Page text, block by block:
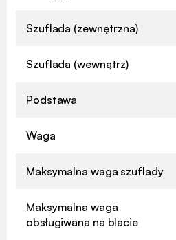
Szuflada (zewnętrzna)
Szuflada (wewnątrz)
Podstawa
Waga
Maksymalna waga szuflady
Maksymalna waga
obsługiwana na blacie